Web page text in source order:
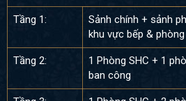
Tầng 1:
Sảnh chính + sảnh
khu vực bếp &
Tầng 2:
1 Phòng SHC + 1
ban công